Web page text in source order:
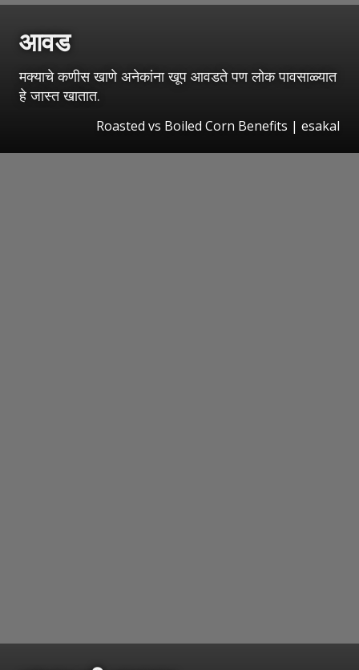
आवड
मक्याचे कणीस खाणे अनेकांना खूप आवडते पण लोक पावसाळ्यात
हे जास्त खातात.
Roasted vs Boiled Corn Benefits | esakal